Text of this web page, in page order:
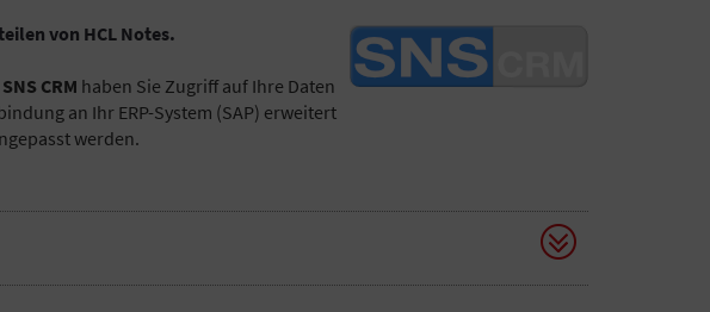
von HCL Notes.
SNS CRM haben Sie Zugriff auf Ihre Daten
an Ihr ERP-System (SAP) erweitert
werden.